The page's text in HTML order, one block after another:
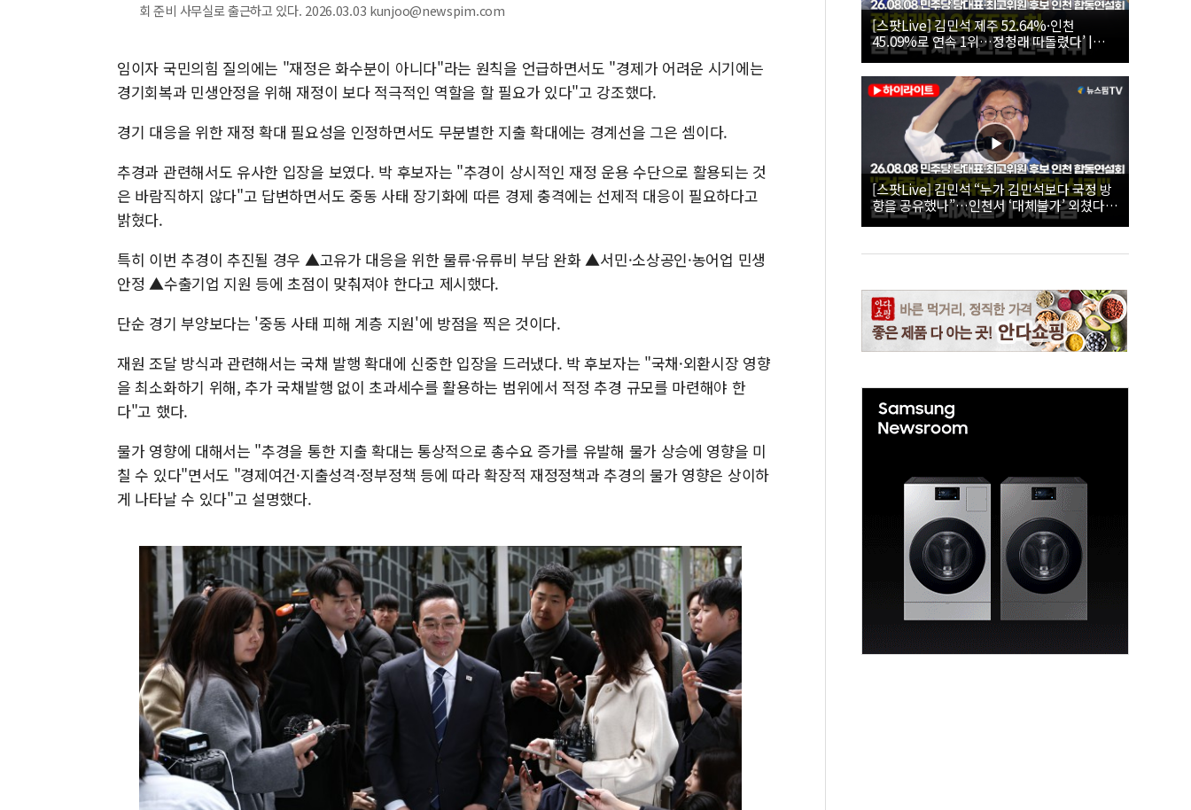
회 준비 사무실로 출근하고 있다. 2026.03.03 kunjoo@newspim.com
임이자 국민의힘 질의에는 "재정은 화수분이 아니다"라는 원칙을 언급하면서도 "경제가 어려운 시기에는
경기회복과 민생안정을 위해 재정이 보다 적극적인 역할을 할 필요가 있다"고 강조했다.
경기 대응을 위한 재정 확대 필요성을 인정하면서도 무분별한 지출 확대에는 경계선을 그은 셈이다.
추경과 관련해서도 유사한 입장을 보였다. 박 후보자는 "추경이 상시적인 재정 운용 수단으로 활용되는 것
은 바람직하지 않다"고 답변하면서도 중동 사태 장기화에 따른 경제 충격에는 선제적 대응이 필요하다고
밝혔다.
특히 이번 추경이 추진될 경우 ▲고유가 대응을 위한 물류·유류비 부담 완화 ▲서민·소상공인·농어업 민생
안정 ▲수출기업 지원 등에 초점이 맞춰져야 한다고 제시했다.
단순 경기 부양보다는 '중동 사태 피해 계층 지원'에 방점을 찍은 것이다.
재원 조달 방식과 관련해서는 국채 발행 확대에 신중한 입장을 드러냈다. 박 후보자는 "국채·외환시장 영향
을 최소화하기 위해, 추가 국채발행 없이 초과세수를 활용하는 범위에서 적정 추경 규모를 마련해야 한
다"고 했다.
물가 영향에 대해서는 "추경을 통한 지출 확대는 통상적으로 총수요 증가를 유발해 물가 상승에 영향을 미
칠 수 있다"면서도 "경제여건·지출성격·정부정책 등에 따라 확장적 재정정책과 추경의 물가 영향은 상이하
게 나타날 수 있다"고 설명했다.
[스팟Live] 김민석 제주 52.64%·인천
45.09%로 연속 1위…정청래 따돌렸다’ |
26.08.08 더불어민주당 당대표·최고위원 후
보 인천 합동연설회
[스팟Live] 김민석 “누가 김민석보다 국정 방
향을 공유했나”…인천서 ‘대체불가’ 외쳤다 |
26.08.08 더불어민주당 당대표·최고위원 후